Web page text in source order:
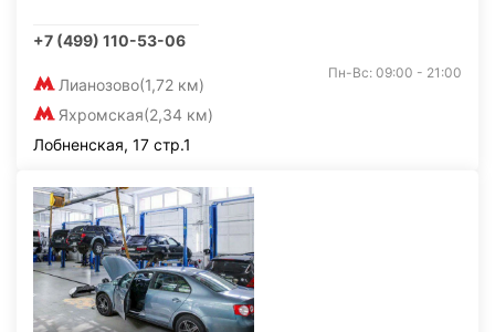
+7 (499) 110-53-06
Лианозово(1,72 км)
Яхромская(2,34 км)
Пн-Вс: 09:00 - 21:00
Лобненская, 17 стр.1